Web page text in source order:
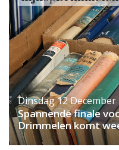
Dinsdag 12 December
Spannende finale
Drimmelen komt